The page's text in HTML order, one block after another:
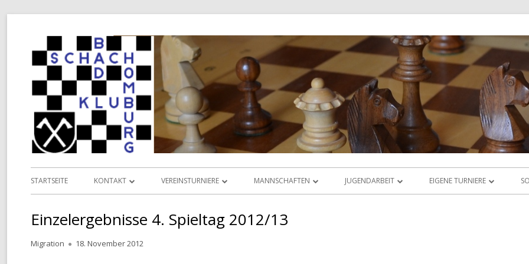
Primäres
STARTSEITE KONTAKT VEREINSTURNIERE
POKALMEISTERSCHAFT
MANNSCHAFTEN JUGENDARBEIT EIGENE TURNIERE
Einzelergebnisse 4. Spieltag 2012/13
Autor
Migration
Veröffentlicht
18. November 2012